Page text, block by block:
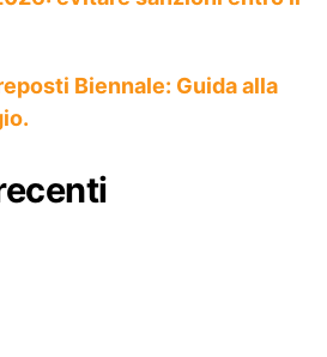
Biennale: Guida alla